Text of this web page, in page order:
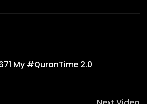
My #QuranTime 2.0